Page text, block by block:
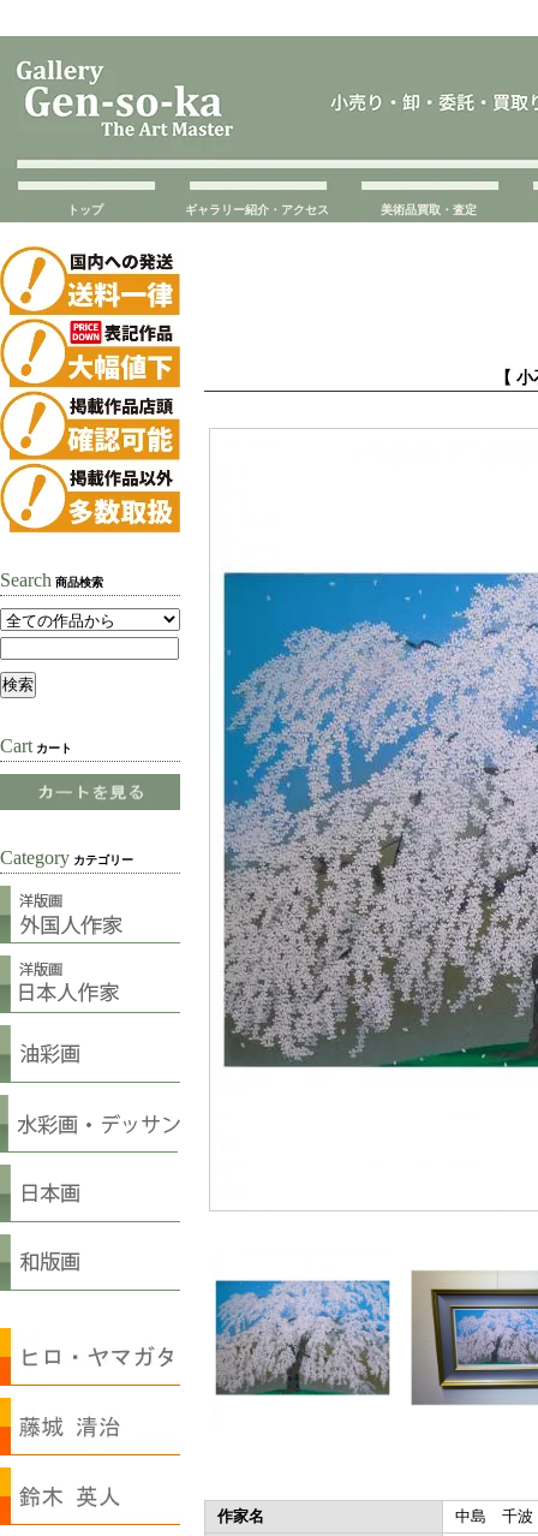
トップ ギャラリー紹介・アクセス 美術品買取・査定
【
作家名
中島 千波
Search 商品検索
Cart カート
Category カテゴリー